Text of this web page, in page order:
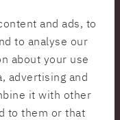
and ads, to
to analyse our
about your use
advertising and
it with other
to them or that
eller tjänst ska
. Bygg förmåga att
loggar med hjälp
kan upptäcka
regelbundet på